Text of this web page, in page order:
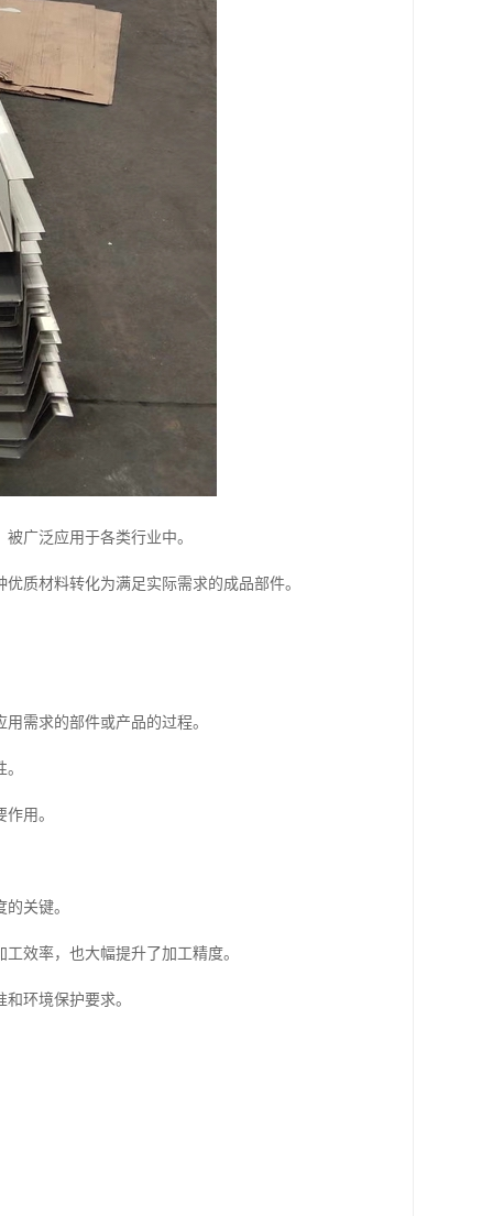
广泛应用于各类行业中。
质材料转化为满足实际需求的成品部件。
需求的部件或产品的过程。
用。
关键。
效率，也大幅提升了加工精度。
环境保护要求。